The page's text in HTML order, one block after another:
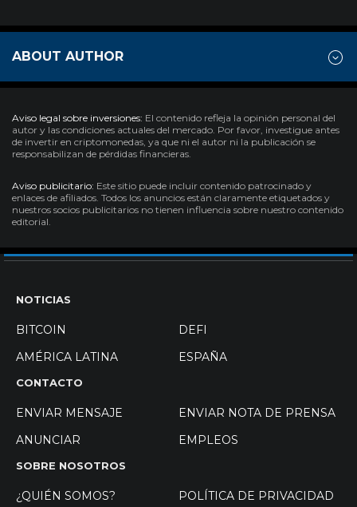
ABOUT AUTHOR
Aviso legal sobre inversiones: El contenido refleja la opinión personal del
autor y las condiciones actuales del mercado. Por favor, investigue antes
de invertir en criptomonedas, ya que ni el autor ni la publicación se
responsabilizan de pérdidas financieras.
Aviso publicitario: Este sitio puede incluir contenido patrocinado y
enlaces de afiliados. Todos los anuncios están claramente etiquetados y
nuestros socios publicitarios no tienen influencia sobre nuestro contenido
editorial.
NOTICIAS
BITCOIN
DEFI
AMÉRICA LATINA
ESPAÑA
CONTACTO
ENVIAR MENSAJE
ENVIAR NOTA DE PRENSA
ANUNCIAR
EMPLEOS
SOBRE NOSOTROS
¿QUIÉN SOMOS? POLÍTICA DE PRIVACIDAD